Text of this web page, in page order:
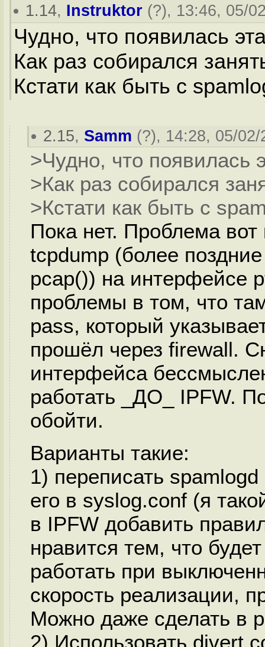
1.14, Instruktor (?), 13:46, 05/
Чудно, что появилась
Как раз собирался
Кстати как быть с
2.15, Samm (?), 14:28, 05/02/
>Чудно, что появилась
>Как раз собирался
>Кстати как быть с
Пока нет. Проблема вот
tcpdump (более
pcap()) на интерфейсе
проблемы в том, что
pass, который
прошёл через firewall.
интерфейса
работать _ДО_ IPFW.
обойти.
Варианты такие:
1) переписать
его в syslog.conf (я
в IPFW добавить
нравится тем, что
работать при
скорость реализации,
Можно даже сделать в
2) Использовать divert